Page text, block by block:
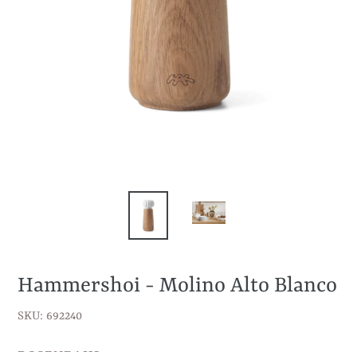
Hammershoi - Molino Alto Blanco
SKU: 692240